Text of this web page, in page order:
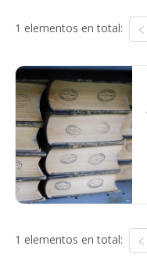
1 elementos en total:
1 elementos en total: